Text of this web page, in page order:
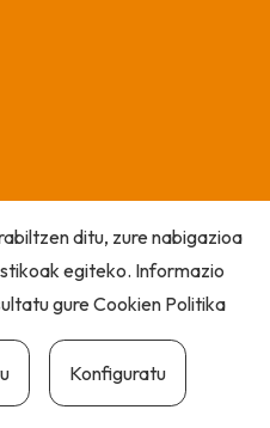
ditu, zure nabigazioa
egiteko. Informazio
gureCookien Politika
Konfiguratu